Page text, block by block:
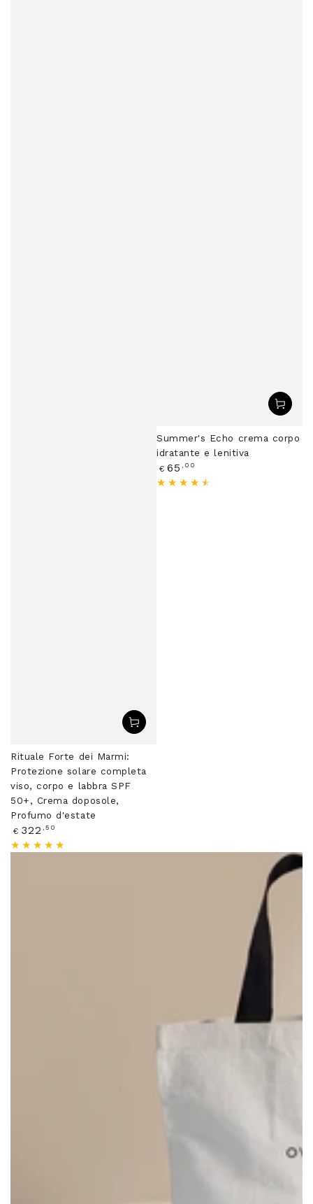
Rituale Forte dei Marmi:
Protezione solare completa
viso, corpo e labbra SPF
50+, Crema doposole,
Profumo d'estate
Prezzo
regolare
€ 322 ,50
Summer's Echo crema corpo
idratante e lenitiva
Prezzo
regolare
€ 65 ,00